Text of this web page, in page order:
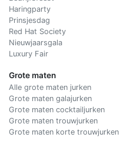
Haringparty
Prinsjesdag
Red Hat Society
Nieuwjaarsgala
Luxury Fair
Grote maten
Alle grote maten jurken
Grote maten galajurken
Grote maten cocktailjurken
Grote maten trouwjurken
Grote maten korte trouwjurken